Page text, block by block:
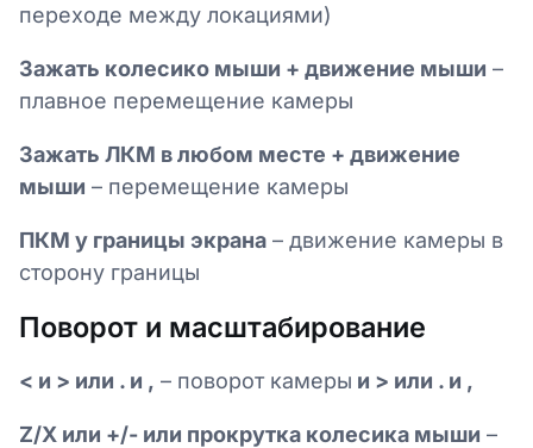
переходе между локациями)
Зажать колесико мыши + движение мыши –
плавное перемещение камеры
Зажать ЛКМ в любом месте + движение
мыши – перемещение камеры
ПКМ у границы экрана – движение камеры в
сторону границы
Поворот и масштабирование
< и > или . и , – поворот камеры и > или . и ,
Z/X или +/- или прокрутка колесика мыши –